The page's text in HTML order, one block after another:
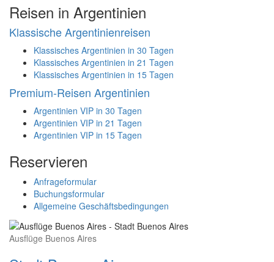
Reisen in Argentinien
Klassische Argentinienreisen
Klassisches Argentinien in 30 Tagen
Klassisches Argentinien in 21 Tagen
Klassisches Argentinien in 15 Tagen
Premium-Reisen Argentinien
Argentinien VIP in 30 Tagen
Argentinien VIP in 21 Tagen
Argentinien VIP in 15 Tagen
Reservieren
Anfrageformular
Buchungsformular
Allgemeine Geschäftsbedingungen
Ausflüge Buenos Aires